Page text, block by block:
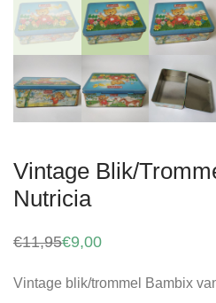
Vintage Blik/
Nutricia
€11,95
Oorspronkelijke
€11,95.
€9,00
Huidige
€9,00.
Vintage blik/trommel Bambix